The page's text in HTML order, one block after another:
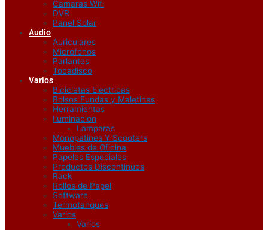
Camaras Wifi
DVR
Panel Solar
Audio
Auriculares
Microfonos
Parlantes
Tocadisco
Varios
Bicicletas Electricas
Bolsos Fundas y Maletines
Herramientas
Iluminacion
Lamparas
Monopatines Y Scooters
Muebles de Oficina
Papeles Especiales
Productos Discontinuos
Rack
Rollos de Papel
Software
Termotanques
Varios
Varios